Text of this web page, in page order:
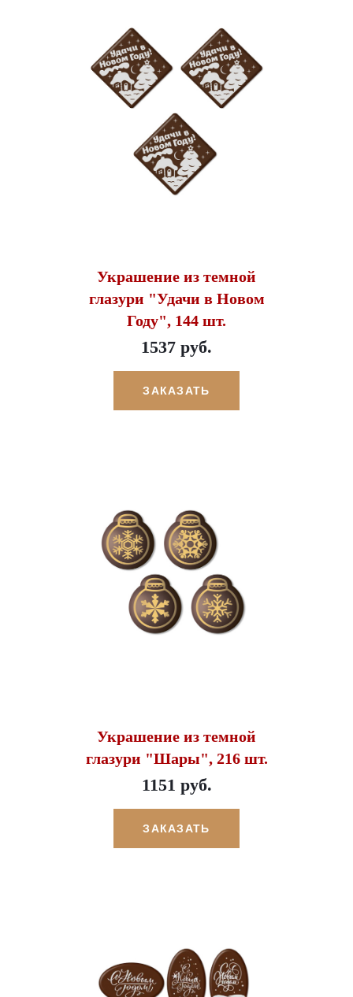
Украшение из темной
глазури "Удачи в Новом
Году", 144 шт.
1537 руб.
ЗАКАЗАТЬ
Украшение из темной
глазури "Шары", 216 шт.
1151 руб.
ЗАКАЗАТЬ